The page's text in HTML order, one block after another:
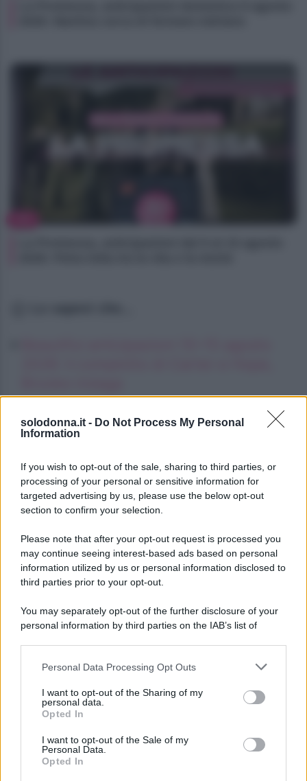
solodonna.it - Do Not Process My Personal
Information
If you wish to opt-out of the sale, sharing to third parties, or
processing of your personal or sensitive information for
targeted advertising by us, please use the below opt-out
section to confirm your selection.
Please note that after your opt-out request is processed you
may continue seeing interest-based ads based on personal
information utilized by us or personal information disclosed to
third parties prior to your opt-out.
You may separately opt-out of the further disclosure of your
personal information by third parties on the IAB’s list of
This information may also be disclosed by us to third parties
disclose it to other third parties.
Please note that this website/app uses one or more Google
services and may gather and store information including but
not limited to your visit or usage behaviour. You may click to
grant or deny consent to Google and its third-party tags to
Personal Data Processing Opt Outs
I want to opt-out of the Sharing of my
personal data.
Opted In
I want to opt-out of the Sale of my
Personal Data.
Opted In
calciatore mamma a tempo pieno
Oroscopo del pomeriggio, sabato 8
agosto